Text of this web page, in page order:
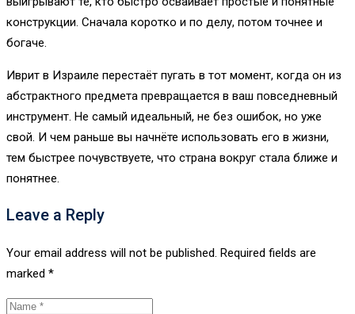
конструкции. Сначала коротко и по делу, потом точнее и
богаче.
Иврит в Израиле перестаёт пугать в тот момент, когда он из
абстрактного предмета превращается в ваш повседневный
инструмент. Не самый идеальный, не без ошибок, но уже
свой. И чем раньше вы начнёте использовать его в жизни,
тем быстрее почувствуете, что страна вокруг стала ближе и
понятнее.
Leave a Reply
Your email address will not be published. Required fields are
marked *